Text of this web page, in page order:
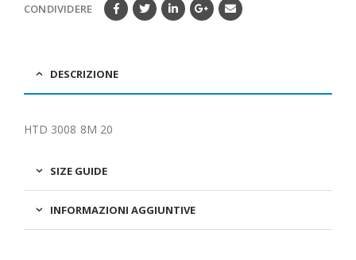
CONDIVIDERE
DESCRIZIONE
HTD 3008 8M 20
SIZE GUIDE
INFORMAZIONI AGGIUNTIVE